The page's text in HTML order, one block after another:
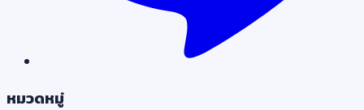
หมวดหมู่